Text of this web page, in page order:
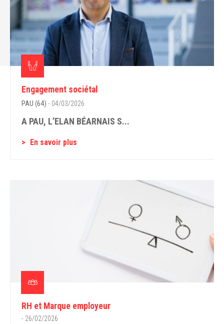
Engagement sociétal
PAU (64) - 04/03/2026
A PAU, L’ELAN BÉARNAIS S...
En savoir plus
RH et Marque employeur
- 26/02/2026